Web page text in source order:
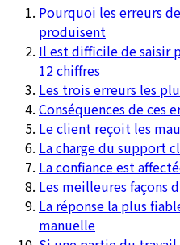
Pourquoi les erreurs
produisent
Il est difficile de saisir
12 chiffres
Les trois erreurs les
Conséquences de ces
Le client reçoit les
La charge du support
La confiance est
Les meilleures façons
La réponse la plus
manuelle